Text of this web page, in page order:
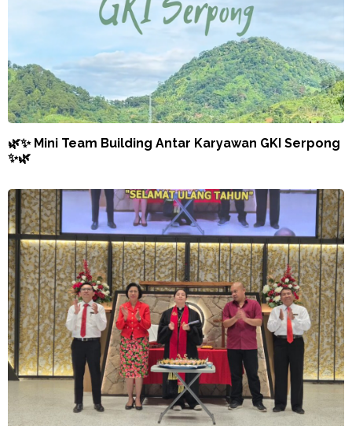
🌿✨ Mini Team Building Antar Karyawan GKI Serpong
✨🌿